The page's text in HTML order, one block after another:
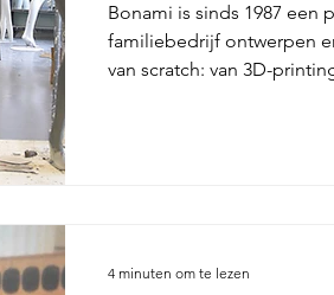
Bonami is sinds 1987 een
familiebedrijf ontwerpen
van scratch: van 3D-
4 minuten om te lezen